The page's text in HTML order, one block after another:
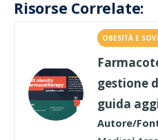
Risorse Correlate:
OBESITÀ E
gestione
guida
Autore/